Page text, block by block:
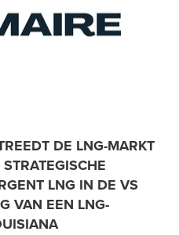
DE LNG-MARKT
LNG IN DE VS
VAN EEN LNG-